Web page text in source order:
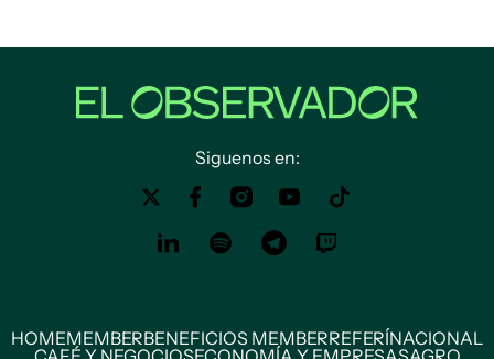
Siguenos en:
HOMEMEMBERBENEFICIOS MEMBERREFERÍNACIONAL